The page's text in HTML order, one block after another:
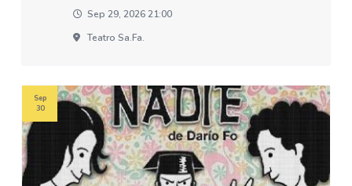
Sep 29, 2026 21:00
Teatro Sa.fa.
Sep
30